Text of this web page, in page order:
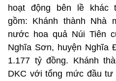
hoạt động bên lề khác
gồm: Khánh thành Nhà
nước hoa quả Núi Tiên
Nghĩa Sơn, huyện Nghĩa
1.177 tỷ đồng. Khánh
DKC với tổng mức đầu